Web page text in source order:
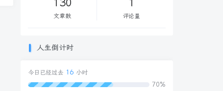
130
文章数
1
评论量
人生倒计时
今日已经过去 16 小时
70%